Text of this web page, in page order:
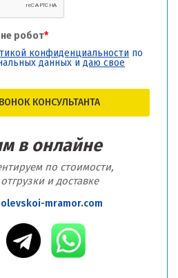
робот*
конфиденциальности по
данных и даю свое
КОНСУЛЬТАНТА
в онлайне
по стоимости,
и доставке
mramor.com